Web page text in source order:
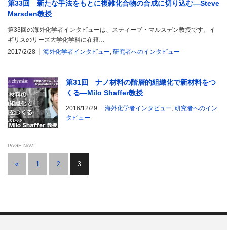
第33回 新たな手法をもとに複雑化合物の合成に切り込む―Steve
Marsden教授
第33回の海外化学者インタビューは、スティーブ・マルスデン教授です。イ
ギリスのリーズ大学化学科に在籍…
2017/2/28
海外化学者インタビュー, 研究者へのインタビュー
第31回 ナノ材料の階層的組織化で新材料をつ
くる―Milo Shaffer教授
2016/12/29 海外化学者インタビュー, 研究者へのイン
タビュー
PAGE NAVI
« 1 2 3